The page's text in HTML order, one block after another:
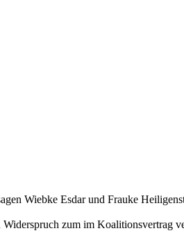
Wiebke Esdar und Frauke
Widerspruch zum im Koalitionsvertrag